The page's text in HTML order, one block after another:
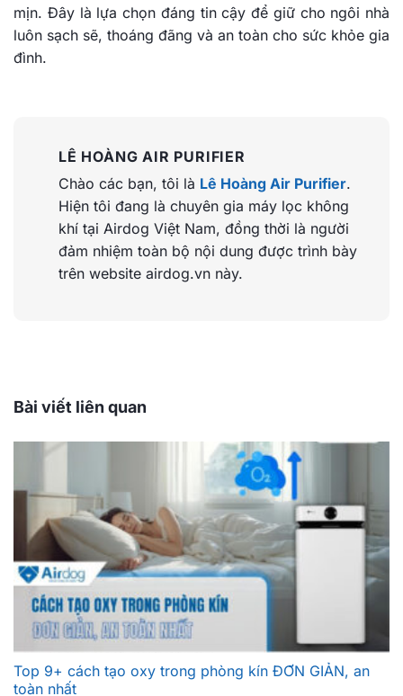
mịn. Đây là lựa chọn đáng tin cậy để giữ cho ngôi nhà
luôn sạch sẽ, thoáng đãng và an toàn cho sức khỏe gia
đình.
LÊ HOÀNG AIR PURIFIER
Chào các bạn, tôi là Lê Hoàng Air Purifier.
Hiện tôi đang là chuyên gia máy lọc không
khí tại Airdog Việt Nam, đồng thời là người
đảm nhiệm toàn bộ nội dung được trình bày
trên website airdog.vn này.
Bài viết liên quan
Top 9+ cách tạo oxy trong phòng kín ĐƠN GIẢN, an
toàn nhất